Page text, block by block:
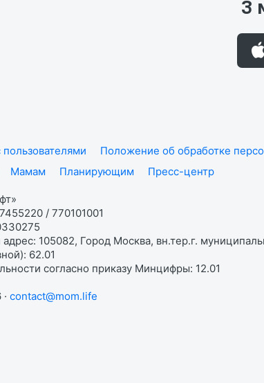
3
Положение об обработке
Мамам Планирующим Пресс-центр
/ 770101001
105082, Город Москва, вн.тер.г.
62.01
согласно приказу Минцифры: 12.01
contact@mom.life